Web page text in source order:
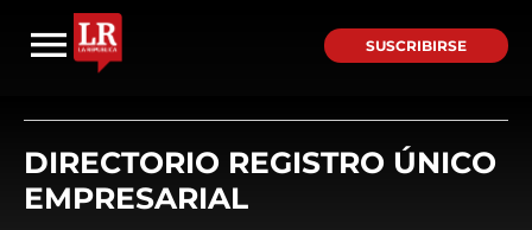
SUSCRIBIRSE
DIRECTORIO REGISTRO ÚNICO
EMPRESARIAL